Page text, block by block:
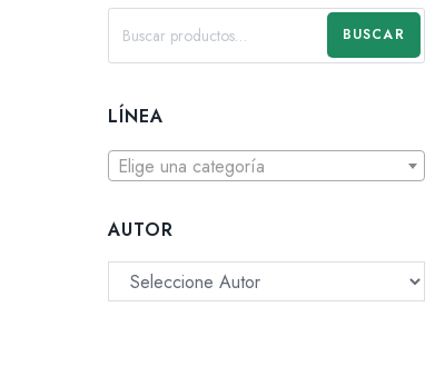
BUSCAR
LÍNEA
Elige una categoría
AUTOR